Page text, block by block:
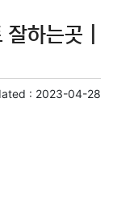
하는곳 |
: 2023-04-28